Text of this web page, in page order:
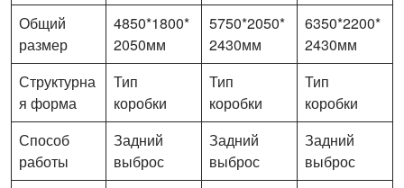
Общий
размер
4850*1800*
2050мм
5750*2050*
2430мм
6350*2200*
2430мм
Структурна
я форма
Тип
коробки
Тип
коробки
Тип
коробки
Способ
работы
Задний
выброс
Задний
выброс
Задний
выброс